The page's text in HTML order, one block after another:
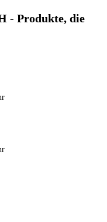
- Produkte, die